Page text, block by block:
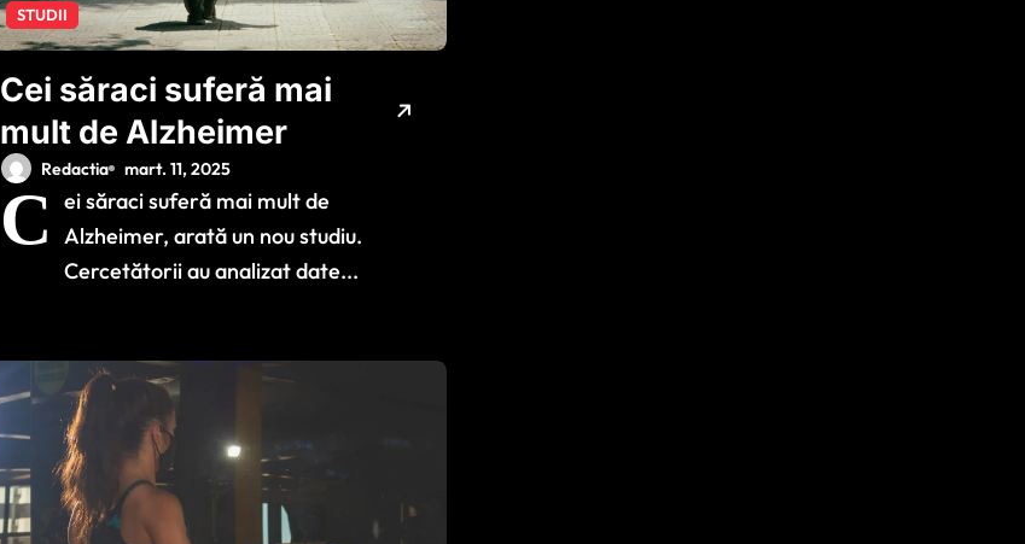
STUDII
Cei săraci suferă mai
mult de Alzheimer
Redactia mart. 11, 2025
C
ei săraci suferă mai mult de
Alzheimer, arată un nou studiu.
Cercetătorii au analizat date...